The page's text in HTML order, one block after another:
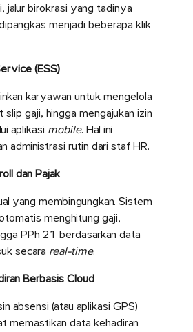
jalur birokrasi yang tadinya
menjadi beberapa klik
(ESS)
karyawan untuk mengelola
gaji, hingga mengajukan izin
aplikasi mobile. Hal ini
administrasi rutin dari staf HR.
dan Pajak
yang membingungkan. Sistem
menghitung gaji,
PPh 21 berdasarkan data
secara real-time.
Berbasis Cloud
absensi (atau aplikasi GPS)
memastikan data kehadiran